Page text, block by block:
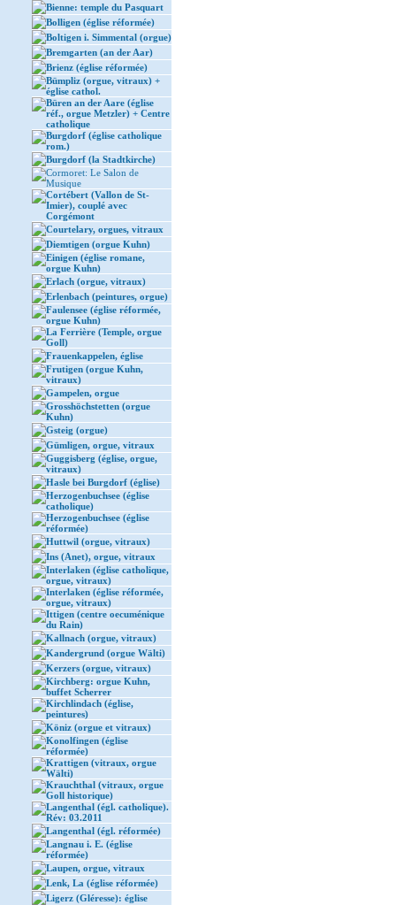
Bienne: temple du Pasquart
Bolligen (église réformée)
Boltigen i. Simmental (orgue)
Bremgarten (an der Aar)
Brienz (église réformée)
Bümpliz (orgue, vitraux) +
église cathol.
Büren an der Aare (église
réf., orgue Metzler) + Centre
catholique
Burgdorf (église catholique
rom.)
Burgdorf (la Stadtkirche)
Cormoret: Le Salon de
Musique
Cortébert (Vallon de St-
Imier), couplé avec
Corgémont
Courtelary, orgues, vitraux
Diemtigen (orgue Kuhn)
Einigen (église romane,
orgue Kuhn)
Erlach (orgue, vitraux)
Erlenbach (peintures, orgue)
Faulensee (église réformée,
orgue Kuhn)
La Ferrière (Temple, orgue
Goll)
Frauenkappelen, église
Frutigen (orgue Kuhn,
vitraux)
Gampelen, orgue
Grosshöchstetten (orgue
Kuhn)
Gsteig (orgue)
Gümligen, orgue, vitraux
Guggisberg (église, orgue,
vitraux)
Hasle bei Burgdorf (église)
Herzogenbuchsee (église
catholique)
Herzogenbuchsee (église
réformée)
Huttwil (orgue, vitraux)
Ins (Anet), orgue, vitraux
Interlaken (église catholique,
orgue, vitraux)
Interlaken (église réformée,
orgue, vitraux)
Ittigen (centre oecuménique
du Rain)
Kallnach (orgue, vitraux)
Kandergrund (orgue Wälti)
Kerzers (orgue, vitraux)
Kirchberg: orgue Kuhn,
buffet Scherrer
Kirchlindach (église,
peintures)
Köniz (orgue et vitraux)
Konolfingen (église
réformée)
Krattigen (vitraux, orgue
Wälti)
Krauchthal (vitraux, orgue
Goll historique)
Langenthal (égl. catholique).
Rév: 03.2011
Langenthal (égl. réformée)
Langnau i. E. (église
réformée)
Laupen, orgue, vitraux
Lenk, La (église réformée)
Ligerz (Gléresse): église